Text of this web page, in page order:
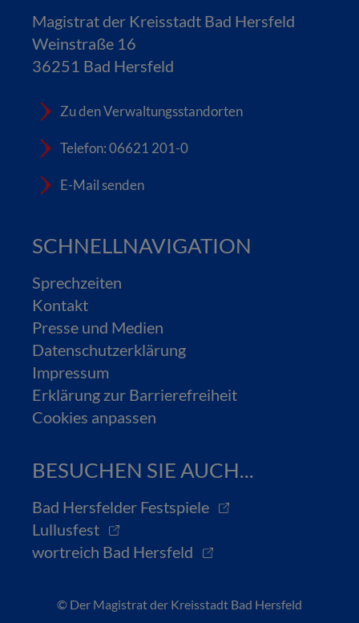
Magistrat der Kreisstadt Bad Hersfeld
Weinstraße 16
36251 Bad Hersfeld
Zu den Verwaltungsstandorten
Telefon: 06621 201-0
E-Mail senden
SCHNELLNAVIGATION
Sprechzeiten
Kontakt
Presse und Medien
Datenschutzerklärung
Impressum
Erklärung zur Barrierefreiheit
Cookies anpassen
BESUCHEN SIE AUCH...
Bad Hersfelder Festspiele
Lullusfest
wortreich Bad Hersfeld
© Der Magistrat der Kreisstadt Bad Hersfeld